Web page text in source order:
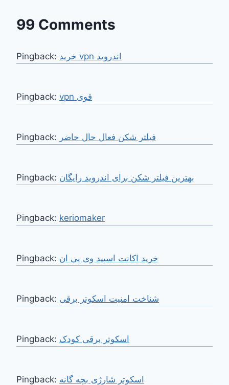
99 Comments
Pingback: خرید vpn اندروید
Pingback: vpn قوی
Pingback: فیلتر شکن فعال حال حاضر
Pingback: بهترین فیلتر شکن برای اندروید رایگان
Pingback: keriomaker
Pingback: خرید اکانت اسپید وی پی ان
Pingback: شناخت امنیت اسکوتر برقی
Pingback: اسکوتر برقی کودک
Pingback: اسکوتر شارژی بچه گانه